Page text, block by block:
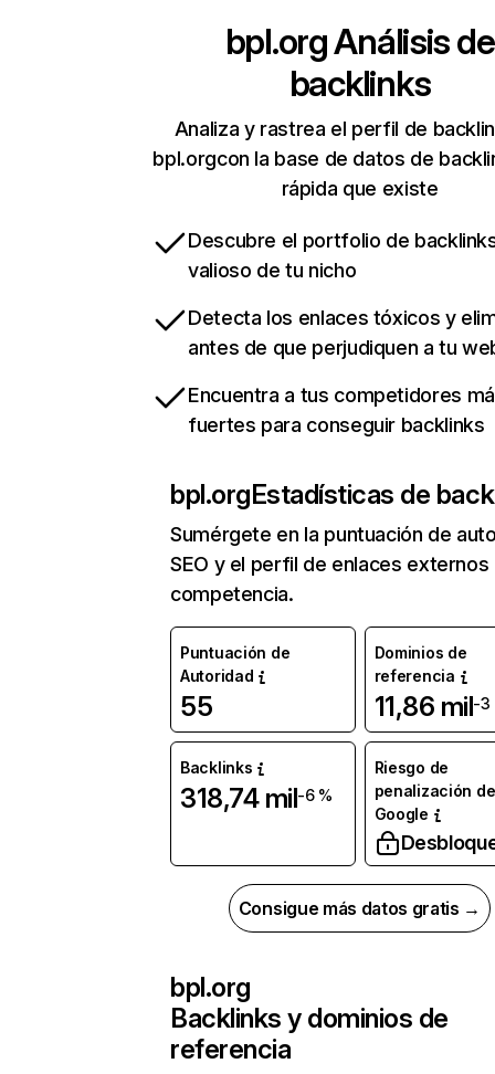
bpl.orgAnálisis de
backlinks
Analiza y rastrea el perfil de
bpl.orgcon la base de datos de
rápida que existe
Descubre el portfolio de
valioso de tu nicho
Detecta los enlaces tóxicos y
antes de que perjudiquen a tu
Encuentra a tus competidores
fuertes para conseguir backlinks
bpl.orgEstadísticas de
Sumérgete en la puntuación de
SEO y el perfil de enlaces externos
competencia.
Puntuación de
Autoridad
55
Dominios de
referencia
11,86 mil-3
Backlinks
318,74 mil-6 %
Riesgo de
penalización de
Google
Consigue más datos gratis →
bpl.org
Backlinks y dominios de
referencia